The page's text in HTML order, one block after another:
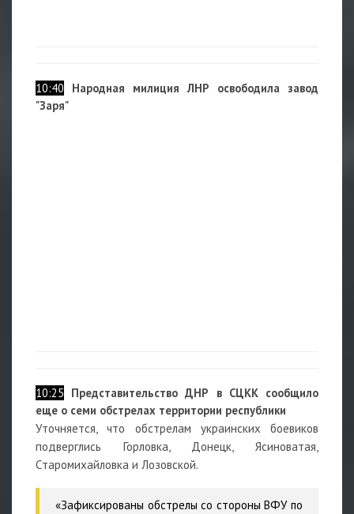
10:40
Народная милиция ЛНР освободила завод
"Заря"
10:25 Представительство ДНР в СЦКК сообщило
еще о семи обстрелах территории республики
Уточняется, что обстрелам украинских боевиков
подверглись Горловка, Донецк, Ясиноватая,
Старомихайловка и Лозовской.
«Зафиксированы обстрелы со стороны ВФУ по